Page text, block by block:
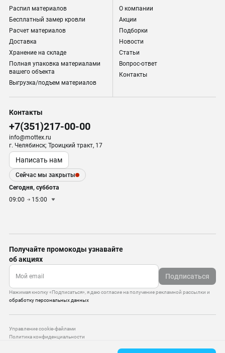
Распил материалов
Бесплатный замер кровли
Расчет материалов
Доставка
Хранение на складе
Полная упаковка материалами
вашего объекта
Выгрузка/подъем материалов
О компании
Акции
Подборки
Новости
Статьи
Вопрос-ответ
Контакты
Контакты
+7(351)217-00-00
info@mottex.ru
г. Челябинск; Троицкий тракт, 17
Написать нам
Сейчас мы закрыты
Сегодня, суббота
09:00
15:00
Получайте промокоды узнавайте
об акциях
Подписаться
Нажимая кнопку «Подписаться», я даю согласие на получение рекламной рассылки и
обработку персональных данных
Управление cookie-файлами
Политика конфиденциальности